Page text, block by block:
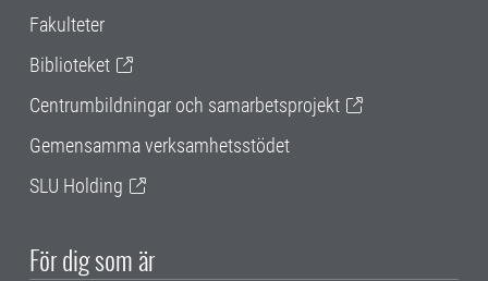
Fakulteter
Biblioteket
Centrumbildningar och samarbetsprojekt
Gemensamma verksamhetsstödet
SLU Holding
För dig som är